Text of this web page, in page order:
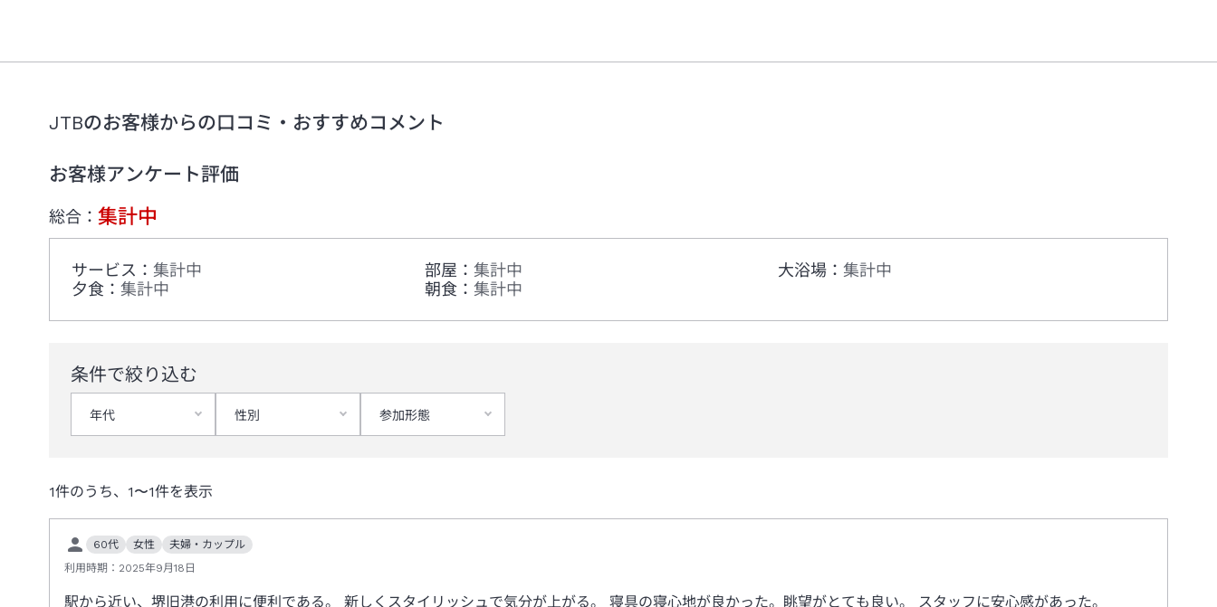
JTBのお客様からの口コミ・おすすめコメント
お客様アンケート評価
総合： 集計中
サービス ： 集計中 部屋 ： 集計中 大浴場 ： 集計中
夕食 ： 集計中 朝食 ： 集計中
条件で絞り込む
年代 性別 参加形態
1件のうち、 1〜1件を表示
60代 女性
夫婦・カップル
利用時期： 2025年9月18日
駅から近い、堺旧港の利用に便利である。 新しくスタイリッシュで気分が上がる。 寝具の寝心地が良かった。眺望がとても良い。 スタッフに安心感があった。